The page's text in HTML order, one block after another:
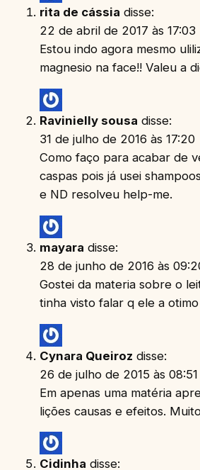
rita de cássia disse:
22 de abril de 2017 às 17:03
Estou indo agora mesmo
magnesio na face!! Valeu a
Ravinielly sousa disse:
31 de julho de 2016 às 17:20
Como faço para acabar de
caspas pois já usei
e ND resolveu help-me.
mayara disse:
28 de junho de 2016 às
Gostei da materia sobre o
tinha visto falar q ele a otimo
Cynara Queiroz disse:
26 de julho de 2015 às 08:51
Em apenas uma matéria
lições causas e efeitos.
Cidinha disse: